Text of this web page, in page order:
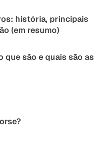
história, principais
(em resumo)
que são e quais são as